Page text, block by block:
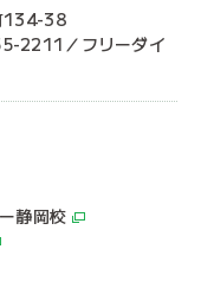
134-38
2211／フリーダイ
静岡校